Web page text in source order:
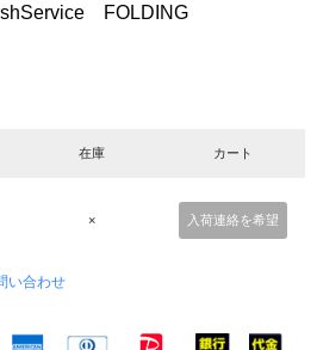
FOLDING
在庫 カート
× 入荷連絡を希望
い合わせ